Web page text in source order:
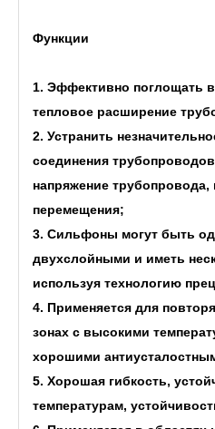
Функции
1. Эффективно поглощать
тепловое расширение
2. Устранить
соединения
напряжение
перемещения;
3. Сильфоны могут быть
двухслойными и иметь
используя технологию
4. Применяется для
зонах с высокими
хорошими
5. Хорошая гибкость,
температурам,